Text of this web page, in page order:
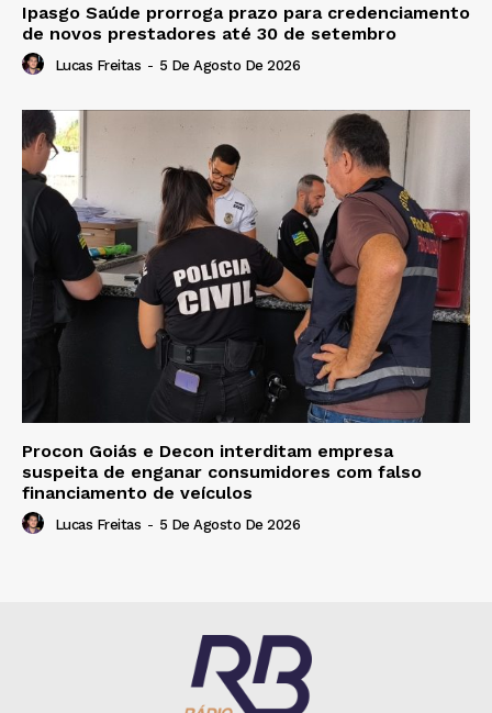
Ipasgo Saúde prorroga prazo para credenciamento
de novos prestadores até 30 de setembro
Lucas Freitas - 5 De Agosto De 2026
Procon Goiás e Decon interditam empresa
suspeita de enganar consumidores com falso
financiamento de veículos
Lucas Freitas - 5 De Agosto De 2026